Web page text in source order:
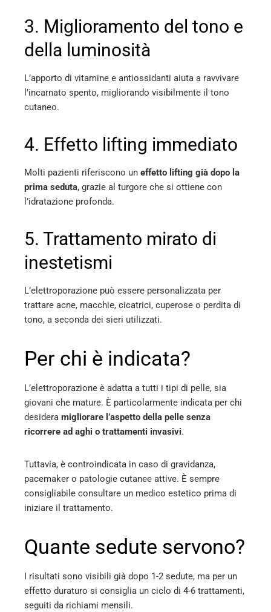
3. Miglioramento del tono e
della luminosità
L’apporto di vitamine e antiossidanti aiuta a ravvivare
l’incarnato spento, migliorando visibilmente il tono
cutaneo.
4. Effetto lifting immediato
Molti pazienti riferiscono un effetto lifting già dopo la
prima seduta, grazie al turgore che si ottiene con
l’idratazione profonda.
5. Trattamento mirato di
inestetismi
L’elettroporazione può essere personalizzata per
trattare acne, macchie, cicatrici, cuperose o perdita di
tono, a seconda dei sieri utilizzati.
Per chi è indicata?
L’elettroporazione è adatta a tutti i tipi di pelle, sia
giovani che mature. È particolarmente indicata per chi
desidera migliorare l’aspetto della pelle senza
ricorrere ad aghi o trattamenti invasivi.
Tuttavia, è controindicata in caso di gravidanza,
pacemaker o patologie cutanee attive. È sempre
consigliabile consultare un medico estetico prima di
iniziare il trattamento.
Quante sedute servono?
I risultati sono visibili già dopo 1-2 sedute, ma per un
effetto duraturo si consiglia un ciclo di 4-6 trattamenti,
seguiti da richiami mensili.